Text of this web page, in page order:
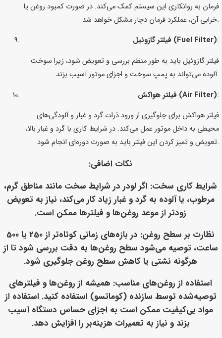
فرمان به روانکاری این سیستم کمک می‌کند. در صورت کمبود روغن یا
خرابی آن، عملکرد فرمان دچار مشکل خواهد شد.
فیلتر گازوئیل (Fuel Filter):
فیلتر گازوئیل باید به طور منظم بررسی و تعویض شود، زیرا سوخت
آلوده می‌تواند به پمپ سوخت و اجزای موتور آسیب بزند.
فیلتر هواکش (Air Filter):
فیلتر هواکش برای جلوگیری از ورود ذرات گرد و غبار و آلودگی‌های
محیطی به داخل موتور عمل می‌کند. در شرایط کاری با گرد و غبار بالا،
تعویض و تمیز کردن این فیلتر باید به صورت دوره‌ای انجام شود.
نکات اضافی:
شرایط کاری سخت: اگر لودر در شرایط سخت مانند مناطق گرم،
مرطوب، یا آلوده به گرد و غبار زیاد کار می‌کند، نیاز به تعویض
زودتر از موعد روغن‌ها و فیلترها ممکن است.
نظارت بر سطح روغن
: در بازه‌های زمانی کوتاه‌تر از 250 یا 500
ساعت، توصیه می‌شود سطح روغن‌ها به دقت بررسی شود تا از
هرگونه نشتی یا کاهش سطح روغن جلوگیری شود.
استفاده از روغن‌های مناسب: همیشه از روغن‌ها و فیلترهای
توصیه‌شده توسط سازنده (کوماتسو) استفاده کنید. استفاده از
مواد بی‌کیفیت ممکن است به اجزای حساس دستگاه آسیب
بزند و نیاز به تعمیرات هزینه‌بر را افزایش دهد.